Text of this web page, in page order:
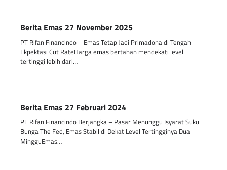
Berita Emas 27 November 2025
PT Rifan Financindo – Emas Tetap Jadi Primadona di Tengah
Ekpektasi Cut RateHarga emas bertahan mendekati level
tertinggi lebih dari…
Berita Emas 27 Februari 2024
PT Rifan Financindo Berjangka – Pasar Menunggu Isyarat Suku
Bunga The Fed, Emas Stabil di Dekat Level Tertingginya Dua
MingguEmas…